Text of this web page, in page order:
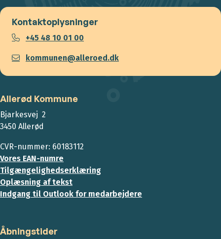
Kontaktoplysninger
+45 48 10 01 00
kommunen@alleroed.dk
Allerød Kommune
Bjarkesvej 2
3450 Allerød
CVR-nummer: 60183112
Vores EAN-numre
Tilgængelighedserklæring
Oplæsning af tekst
Indgang til Outlook for medarbejdere
Åbningstider